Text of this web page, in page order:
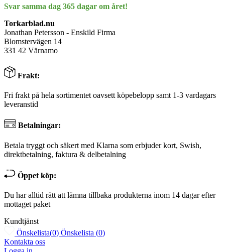
Svar samma dag 365 dagar om året!
Torkarblad.nu
Jonathan Petersson - Enskild Firma
Blomstervägen 14
331 42 Värnamo
Frakt:
Fri frakt på hela sortimentet oavsett köpebelopp samt 1-3 vardagars
leveranstid
Betalningar:
Betala tryggt och säkert med Klarna som erbjuder kort, Swish,
direktbetalning, faktura & delbetalning
Öppet köp:
Du har alltid rätt att lämna tillbaka produkterna inom 14 dagar efter
mottaget paket
Kundtjänst
Önskelista(0) Önskelista (0)
Kontakta oss